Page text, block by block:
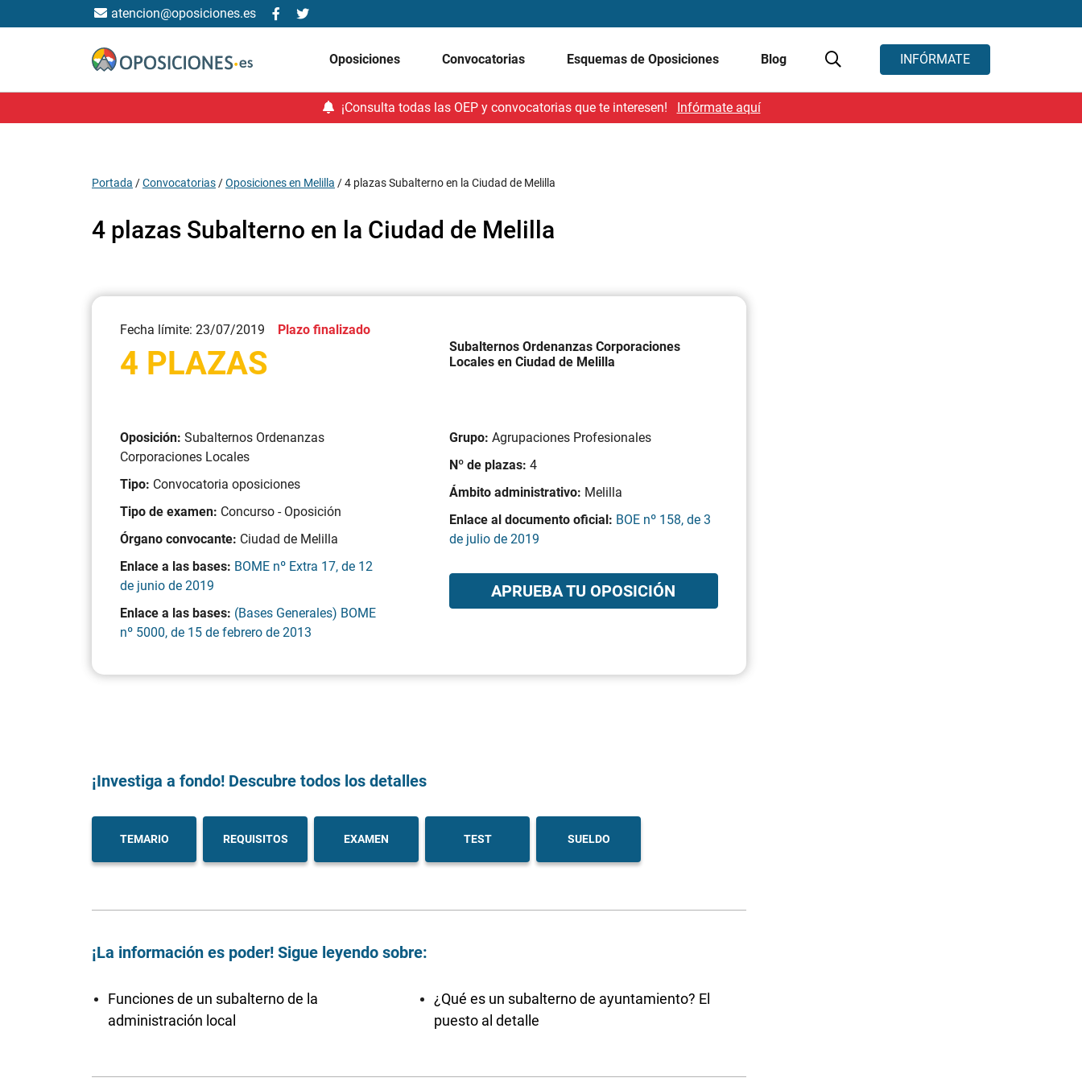
atencion@oposiciones.es
Oposiciones Convocatorias Esquemas de Oposiciones Blog INFÓRMATE
¡Consulta todas las OEP y convocatorias que te interesen! Infórmate aquí
Portada /Convocatorias /Oposiciones en Melilla /4 plazas Subalterno en la Ciudad de Melilla
4 plazas Subalterno en la Ciudad de Melilla
Fecha límite: 23/07/2019 Plazo finalizado
4 PLAZAS
Subalternos Ordenanzas Corporaciones
Locales en Ciudad de Melilla
Oposición: Subalternos Ordenanzas
Corporaciones Locales
Tipo: Convocatoria oposiciones
Tipo de examen: Concurso - Oposición
Órgano convocante: Ciudad de Melilla
Enlace a las bases: BOME nº Extra 17, de 12
de junio de 2019
Enlace a las bases: (Bases Generales) BOME
nº 5000, de 15 de febrero de 2013
Grupo: Agrupaciones Profesionales
Nº de plazas: 4
Ámbito administrativo: Melilla
Enlace al documento oficial: BOE nº 158, de 3
de julio de 2019
APRUEBA TU OPOSICIÓN
¡Investiga a fondo! Descubre todos los detalles
TEMARIO REQUISITOS EXAMEN TEST SUELDO
¡La información es poder! Sigue leyendo sobre:
Funciones de un subalterno de la
administración local
¿Qué es un subalterno de ayuntamiento? El
puesto al detalle